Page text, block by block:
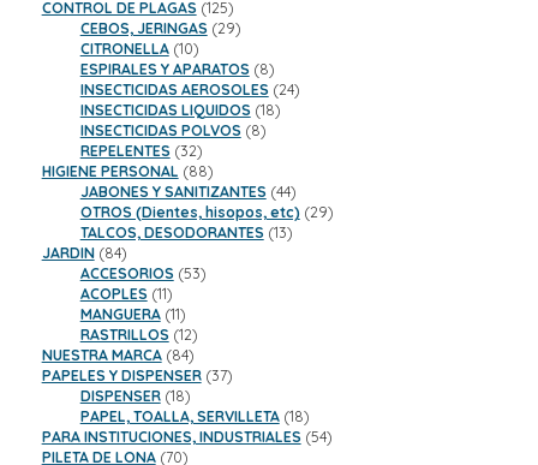
productos
CONTROL DE PLAGAS 125125
productos
CEBOS, JERINGAS 2929
CITRONELLA 1010
productos
ESPIRALES Y APARATOS 88
productos
INSECTICIDAS AEROSOLES 2424
INSECTICIDAS LIQUIDOS 1818
INSECTICIDAS POLVOS 88
REPELENTES 3232
productos
HIGIENE PERSONAL 8888
productos
JABONES Y SANITIZANTES 4444
productos
OTROS (Dientes, hisopos, etc) 2929
TALCOS, DESODORANTES 1313
JARDIN 8484
productos
ACCESORIOS 5353
ACOPLES 1111
productos
MANGUERA 1111
productos
RASTRILLOS 1212
productos
NUESTRA MARCA 8484
productos
PAPELES Y DISPENSER 3737
DISPENSER 1818
productos
PAPEL, TOALLA, SERVILLETA 1818
productos
PARA INSTITUCIONES, INDUSTRIALES 5454
PILETA DE LONA 7070